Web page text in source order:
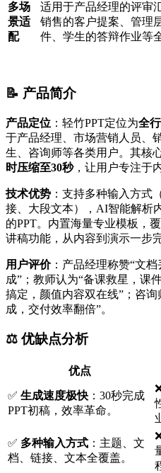
多场
景适
配
适用于产品经理的评审
销售的客户提案、管理
件、学生的答辩作业等
📝 产品简介
产品定位 ：轻竹PPT定位为全
于产品经理、市场营销人员、
生、咨询师等各类用户。其核
时压缩至30秒，让用户专注于
技术优势 ：支持多种输入方式
接、大段文本），AI智能解析
的PPT。内置海量专业模板，
讲稿功能，从内容到演示一步完
用户评价：产品经理称赞“文
成”；教师认为“备课救星，课
搞定，颜值内容双在线”；咨
成，交付效率翻倍”。
⚖️ 优缺点分析
优点
✅ 生成速度极快 ：30秒完成
PPT初稿，效率革命。
✅ 多种输入方式 ：主题、文
档、链接、文本全覆盖。